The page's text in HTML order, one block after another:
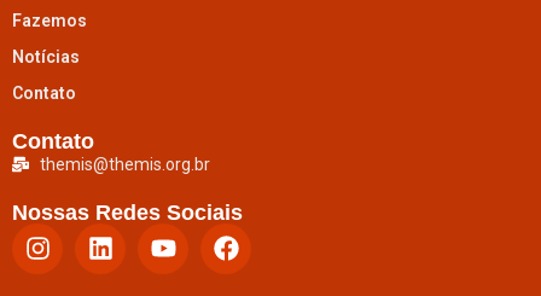
Fazemos
Notícias
Contato
Contato
themis@themis.org.br
Nossas Redes Sociais